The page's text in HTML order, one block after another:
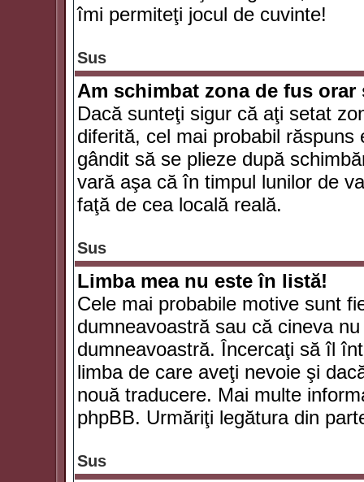
îmi permiteţi jocul de cuvinte!
Sus
Am schimbat zona de fus
Dacă sunteţi sigur că aţi setat
diferită, cel mai probabil
gândit să se plieze după
vară aşa că în timpul lunilor de
faţă de cea locală reală.
Sus
Limba mea nu este în listă!
Cele mai probabile motive sunt
dumneavoastră sau că cineva
dumneavoastră. Încercaţi să îl
limba de care aveţi nevoie şi
nouă traducere. Mai multe
phpBB. Urmăriţi legătura din
Sus